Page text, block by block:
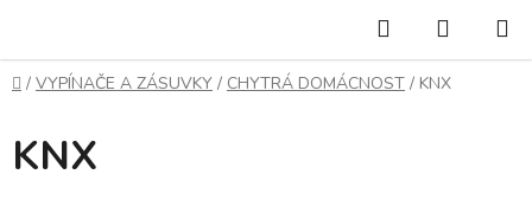
obsah
Hledat
KOŠÍK
Domů
/ VYPÍNAČE A ZÁSUVKY / CHYTRÁ DOMÁCNOST / KNX
KNX